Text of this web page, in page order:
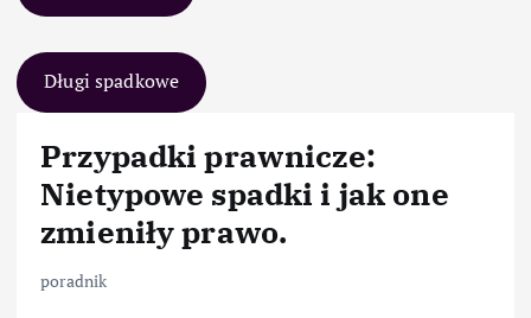
Długi spadkowe
Przypadki prawnicze:
Nietypowe spadki i jak one
zmieniły prawo.
poradnik